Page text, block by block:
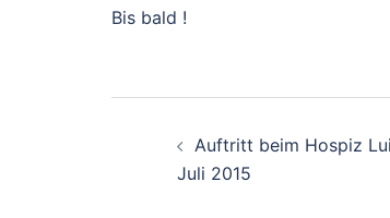
Bis bald !
Auftritt beim Hospiz
Juli 2015